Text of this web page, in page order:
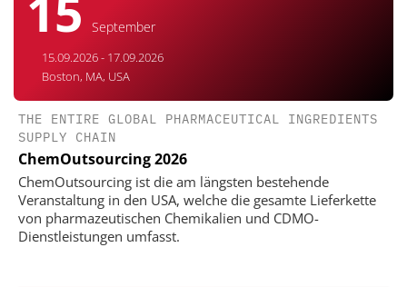
September
15.09.2026 - 17.09.2026
Boston, MA, USA
THE ENTIRE GLOBAL PHARMACEUTICAL INGREDIENTS
SUPPLY CHAIN
ChemOutsourcing 2026
ChemOutsourcing ist die am längsten bestehende
Veranstaltung in den USA, welche die gesamte Lieferkette
von pharmazeutischen Chemikalien und CDMO-
Dienstleistungen umfasst.